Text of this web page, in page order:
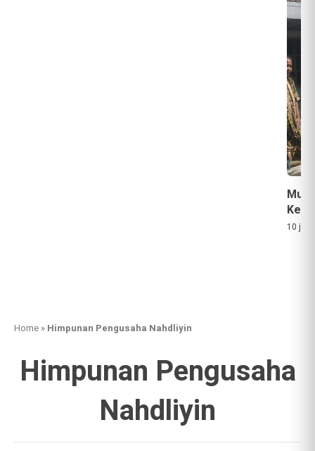
10
Home » Himpunan Pengusaha Nahdliyin
Himpunan Pengusaha
Nahdliyin